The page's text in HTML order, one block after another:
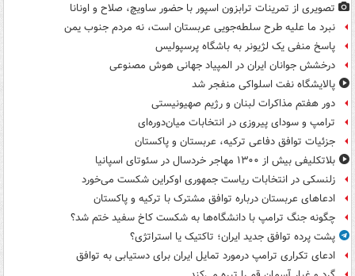
تصویری از تمرینات ترابزون اسپور با حضور ساویچ، صلاح و اونانا
نبرد ما علیه طرح سلطه‌جویی عربستان است، نه مردم جنوب یمن
پاسخ منفی یک لژیونر به باشگاه پرسپولیس
درخشش جوانان ایران در المپیاد جهانی هوش مصنوعی
پالایشگاه نفت اسلواکی منفجر شد
دور هفتم مذاکرات لبنان و رژیم صهیونیستی
ترامپ و سودای پیروزی در انتخابات میان‌دوره‌ای
جزئیات توافق دفاعی ترکیه، عربستان و پاکستان
بلاتکلیفی بیش از ۱۳۰۰ مهاجر خردسال در سئوتای اسپانیا
زلنسکی در انتخابات ریاست جمهوری اوکراین شکست می‌خورد
ادعاهای عربستان درباره توافق مشترک با ترکیه و پاکستان
چگونه جنگ ترامپ با دانشگاه‌ها به شکست کاخ سفید ختم شد؟
پشت پرده توافق جدید ایران؛ تاکتیک یا استراتژی؟
ادعای تکراری ترامپ درمورد تمایل ایران برای دستیابی به توافق